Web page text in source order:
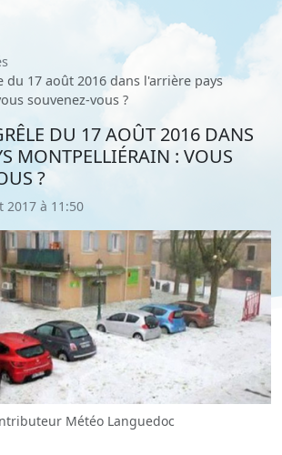
du 17 août 2016 dans l'arrière pays
souvenez-vous ?
DU 17 AOÛT 2016 DANS
MONTPELLIÉRAIN : VOUS
?
2017 à 11:50
Météo Languedoc